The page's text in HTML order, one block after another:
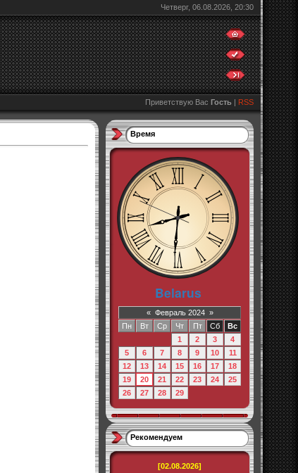
Четверг, 06.08.2026, 20:30
Приветствую Вас Гость | RSS
Время
« Февраль 2024 »
Пн
Вт Ср Чт Пт Сб
Вс
1
2 3
4
5
6 7 8 9 10
11
12
13 14 15 16 17
18
19
20 21 22 23 24
25
26
27 28 29
Рекомендуем
[02.08.2026]